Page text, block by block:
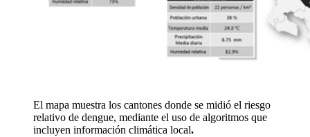
El mapa muestra los cantones donde se midió el riesgo
relativo de dengue, mediante el uso de algoritmos que
incluyen información climática local.